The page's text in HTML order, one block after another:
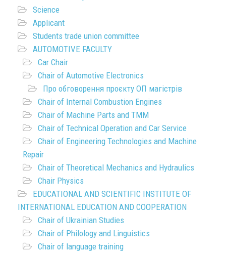
Science
Applicant
Students trade union committee
AUTOMOTIVE FACULTY
Car Chair
Chair of Automotive Electronics
Про обговорення проєкту ОП магістрів
Chair of Internal Combustion Engines
Chair of Machine Parts and TMM
Chair of Technical Operation and Car Service
Chair of Engineering Technologies and Machine
Repair
Chair of Theoretical Mechanics and Hydraulics
Chair Physics
EDUCATIONAL AND SCIENTIFIC INSTITUTE OF
INTERNATIONAL EDUCATION AND COOPERATION
Chair of Ukrainian Studies
Chair of Philology and Linguistics
Chair of language training